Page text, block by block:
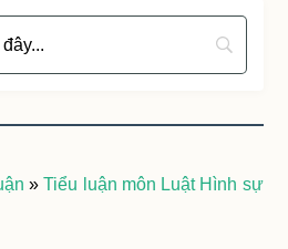
»Tiểu luận môn Luật Hình sự